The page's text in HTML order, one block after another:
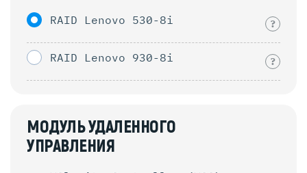
RAID Lenovo 530-8i ?
RAID Lenovo 930-8i ?
МОДУЛЬ УДАЛЕННОГО
УПРАВЛЕНИЯ